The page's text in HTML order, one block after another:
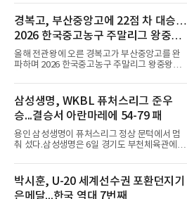
'둘 치(置)'와 '셀 수(數)'를 쓴다. '돌을 놓는 수'라
는 의미이다. 두 사람이 대등하게 승부할 수 있도
록 약한 쪽에게 미리 흑돌을 놓아주는 개수를 가
리킨다. 오늘날의 접바둑에서 말하는 '두 점', '세
점'이 바로 치수다. (본 코너 1844회 ‘왜 '접바
둑'이라 말할까’ 참조)일본어에서도 같은 한자를
사용한다. 일본에서는 ‘置き石(오키이시, 놓는
우)’라는 용례도 문헌에서 확인된다. 다만 현대
일본
경복고, 부산중앙고에 22점 차 대승…
2026 한국중고농구 주말리그 왕중왕
전 첫 승 신고
올해 전관왕에 오른 경복고가 부산중앙고를 완
파하며 2026 한국중고농구 주말리그 왕중왕전
해남 우슬체육관에서 열린 대회 남고부 예선리
그 H조 1차전에서 부산중앙고를 98-76으로 제
압했다. 박지오가 26점, 김호원이 22점, 정우진
이 19점을 올리는 등 삼각편대의 고른 활약이 승
리를 이끌었다.경복고는 경기 초반부터 박지오
와 김호원의 내·외곽포가 고르게 터지며 주도권
을 잡았다. 전반을 40-34로 앞선 경복고는 후반
다.B조에서는 용산고가 안양고를 98-71로 꺾고
대회 2연승을 달렸다.한편 남중
삼성생명, WKBL 퓨처스리그 준우
승...결승서 아란마레에 54-79 패
용인 삼성생명이 퓨처스리그 정상 문턱에서 멈
춰 섰다.삼성생명은 6일 경기도 부천체육관에서
서 일본여자프로농구 2부 리그 아란마레에 54-
79로 졌다. 이다연이 14점을 넣었으나 20점 9리
바운드를 기록한 바이 쿰바 디야산을 앞세운 상
박시훈, U-20 세계선수권 포환던지기
은메달...한국 역대 7번째